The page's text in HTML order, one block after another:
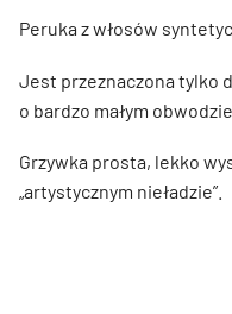
Peruka z włosów
Jest przeznaczona tylko
o bardzo małym obwodzie
Grzywka prosta, lekko
„artystycznym nieładzie”.